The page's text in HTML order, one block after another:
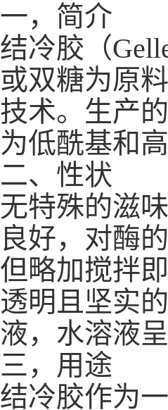
一，简介
结冷胶（
或双糖为原
技术。生产
为低酰基和
二、性状
无特殊的滋
良好，对酶
但略加搅拌
透明且坚实
液，水溶液呈
三，用途
结冷胶作为